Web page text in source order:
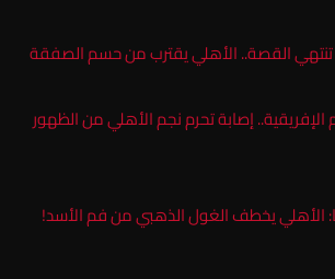
تنتهي القصة.. الأهلي يقترب من حسم الصفقة
إصابة تحرم نجم الأهلي من الظهور
الأهلي يخطف الغول الذهبي من فم الأسد!